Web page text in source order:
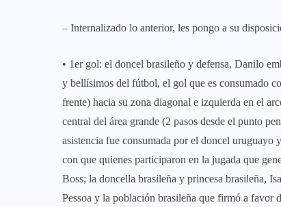
– Internalizado lo anterior, les pongo a su
• 1er gol: el doncel brasileño y defensa, Danilo
y bellísimos del fútbol, el gol que es consumado
frente) hacia su zona diagonal e izquierda en el
central del área grande (2 pasos desde el punto
asistencia fue consumada por el doncel
con que quienes participaron en la jugada que
Boss; la doncella brasileña y princesa brasileña,
Pessoa y la población brasileña que firmó a favor